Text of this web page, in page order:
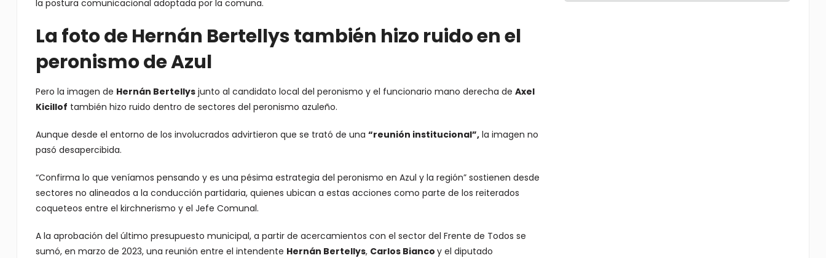
la postura comunicacional adoptada por la comuna.
La foto de Hernán Bertellys también hizo ruido en el
peronismo de Azul
Pero la imagen de Hernán Bertellysjunto al candidato local del peronismo y el funcionario mano derecha de Axel
Kicillof también hizo ruido dentro de sectores del peronismo azuleño.
Aunque desde el entorno de los involucrados advirtieron que se trató de una “reunión institucional”,la imagen no
pasó desapercibida.
“Confirma lo que veníamos pensando y es una pésima estrategia del peronismo en Azul y la región”sostienen desde
sectores no alineados a la conducción partidaria, quienes ubican a estas acciones como parte de los reiterados
coqueteos entre el kirchnerismo y el Jefe Comunal.
A la aprobación del último presupuesto municipal, a partir de acercamientos con el sector del Frente de Todos se
sumó, en marzo de 2023, una reunión entre el intendente Hernán Bertellys, Carlos Bianco y el diputado